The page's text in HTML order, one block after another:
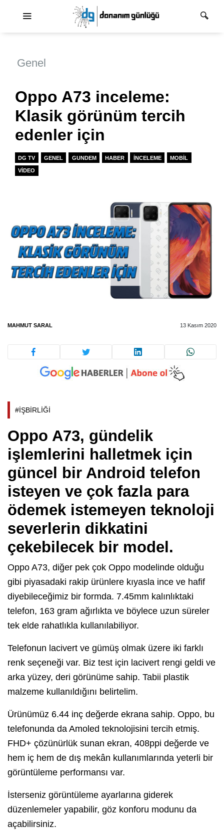
Genel
Oppo A73 inceleme:
Klasik görünüm tercih
edenler için
DG TV GENEL GUNDEM HABER İNCELEME MOBIL
VIDEO
MAHMUT SARAL 13 Kasım 2020
#İŞBİRLİĞİ
Oppo A73, gündelik
işlemlerini halletmek için
güncel bir Android telefon
isteyen ve çok fazla para
ödemek istemeyen teknoloji
severlerin dikkatini
çekebilecek bir model.
Oppo A73, diğer pek çok Oppo modelinde olduğu
gibi piyasadaki rakip ürünlere kıyasla ince ve hafif
diyebileceğimiz bir formda. 7.45mm kalınlıktaki
telefon, 163 gram ağırlıkta ve böylece uzun süreler
tek elde rahatlıkla kullanılabiliyor.
Telefonun lacivert ve gümüş olmak üzere iki farklı
renk seçeneği var. Biz test için lacivert rengi geldi ve
arka yüzey, deri görünüme sahip. Tabii plastik
malzeme kullanıldığını belirtelim.
Ürünümüz 6.44 inç değerde ekrana sahip. Oppo, bu
telefonunda da Amoled teknolojisini tercih etmiş.
FHD+ çözünürlük sunan ekran, 408ppi değerde ve
hem iç hem de dış mekân kullanımlarında yeterli bir
görüntüleme performansı var.
İsterseniz görüntüleme ayarlarına giderek
düzenlemeler yapabilir, göz konforu modunu da
açabilirsiniz.